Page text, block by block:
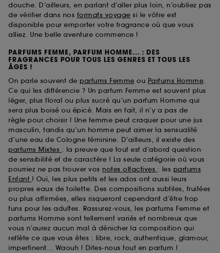
douche. D’ailleurs, en parlant d’aller plus loin, n’oubliez pas
de vérifier dans nos formats voyage si le vôtre est
disponible pour emporter votre fragrance où que vous
alliez. Une belle aventure commence !
PARFUMS FEMME, PARFUM HOMME... : DES
FRAGRANCES POUR TOUS LES GENRES ET TOUS LES
ÂGES !
On parle souvent de parfums Femme ou Parfums Homme.
Ce qui les différencie ? Un parfum Femme est souvent plus
léger, plus floral ou plus sucré qu’un parfum Homme qui
sera plus boisé ou épicé. Mais en fait, il n’y a pas de
règle pour choisir ! Une femme peut craquer pour une jus
masculin, tandis qu’un homme peut aimer la sensualité
d’une eau de Cologne féminine. D’ailleurs, il existe des
parfums Mixtes : la preuve que tout est d’abord question
de sensibilité et de caractère ! La seule catégorie où vous
pourriez ne pas trouver vos notes olfactives : les parfums
Enfant ! Oui, les plus petits et les ados ont aussi leurs
propres eaux de toilette. Des compositions subtiles, fruitées
ou plus affirmées, elles risqueront cependant d’être trop
funs pour les adultes. Rassurez-vous, les parfums Femme et
parfums Homme sont tellement variés et nombreux que
vous n’aurez aucun mal à dénicher la composition qui
reflète ce que vous êtes : libre, rock, authentique, glamour,
impertinent... Waouh ! Dites-nous tout en parfum !